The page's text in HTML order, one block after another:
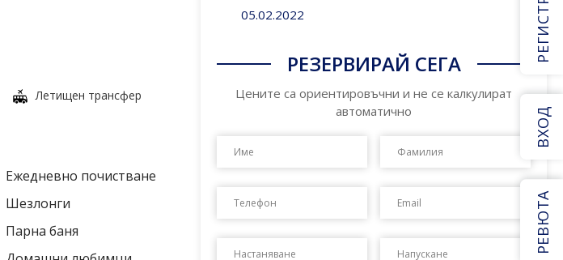
Летищен трансфер
Ежедневно почистване
Шезлонги
Парна баня
05.02.2022
РЕЗЕРВИРАЙ СЕГА
Цените са ориентировъчни и не се калкулират
автоматично
Date
ВХОД
РЕВЮТА